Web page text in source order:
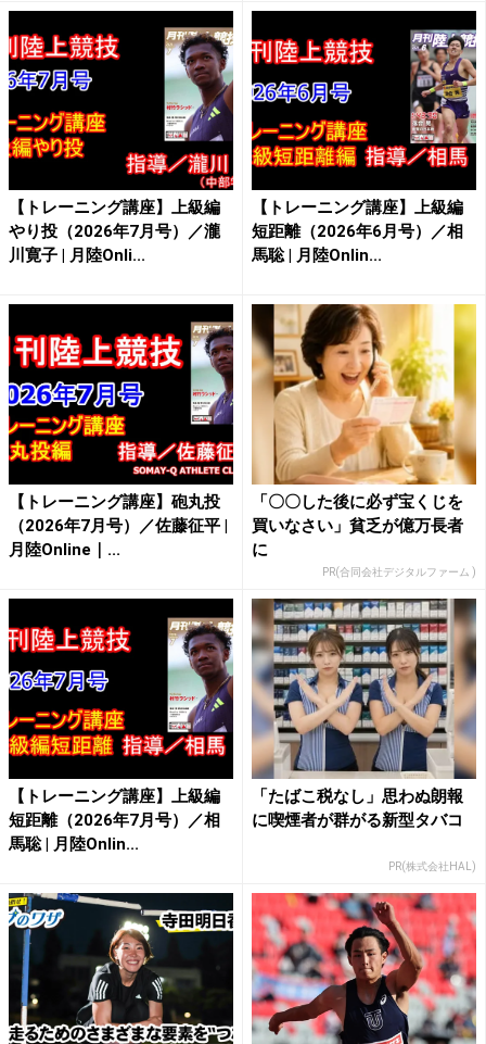
【トレーニング講座】上級編
やり投（2026年7月号）／瀧
川寛子 | 月陸Onli...
【トレーニング講座】上級編
短距離（2026年6月号）／相
馬聡 | 月陸Onlin...
【トレーニング講座】砲丸投
（2026年7月号）／佐藤征平 |
月陸Online｜...
「〇〇した後に必ず宝くじを
買いなさい」貧乏が億万長者
に
PR(合同会社デジタルファーム )
【トレーニング講座】上級編
短距離（2026年7月号）／相
馬聡 | 月陸Onlin...
「たばこ税なし」思わぬ朗報
に喫煙者が群がる新型タバコ
PR(株式会社HAL)